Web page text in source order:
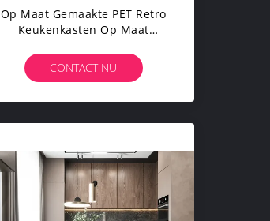
Op Maat Gemaakte PET Retro
Keukenkasten Op Maat
Roestvrijstalen Handvat
CONTACT NU